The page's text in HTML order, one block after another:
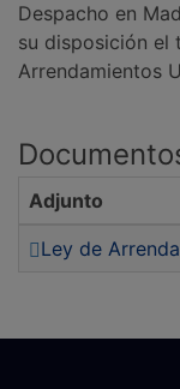
Despacho en
su disposición el
Arrendamientos
Adjunto
Ley de